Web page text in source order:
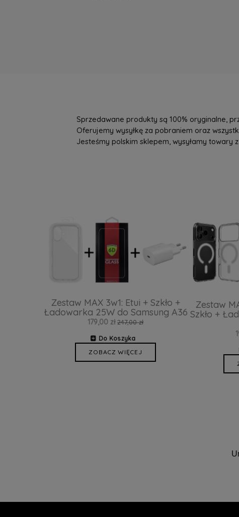
Sprzedawane produkty są 100% oryginalne,
Oferujemy wysyłkę za pobraniem oraz
Jesteśmy polskim sklepem, wysyłamy towary
Zestaw MAX 3w1: Etui + Szkło +
Ładowarka 25W do Samsung A36
179,00 zł 247,00 zł
Do Koszyka
ZOBACZ WIĘCEJ
Zestaw
Szkło +